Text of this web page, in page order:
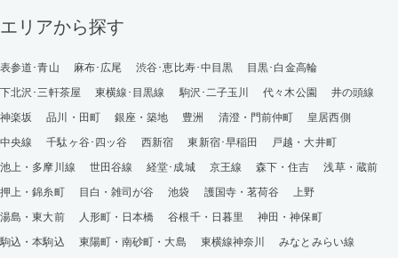
エリアから探す
表参道･青山 麻布･広尾 渋谷･恵比寿･中目黒
目黒･白金高輪
下北沢･三軒茶屋
東横線･目黒線 駒沢･二子玉川 代々木公園
井の頭線
神楽坂
品川・田町 銀座・築地 豊洲 清澄・門前仲町
皇居西側
中央線
千駄ヶ谷･四ッ谷 西新宿 東新宿･早稲田
戸越・大井町
池上・多摩川線
世田谷線 経堂･成城 京王線 森下・住吉
浅草・蔵前
押上・錦糸町
目白・雑司が谷 池袋 護国寺・茗荷谷
上野
湯島・東大前
人形町・日本橋 谷根千・日暮里
神田・神保町
駒込・本駒込
東陽町・南砂町・大島 東横線神奈川
みなとみらい線